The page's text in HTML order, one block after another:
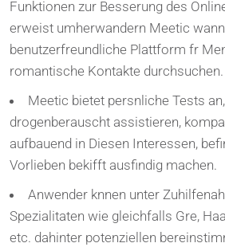
Funktionen zur Besserung des
erweist umherwandern Meetic
benutzerfreundliche Plattform fr
romantische Kontakte durchsuchen.
Meetic bietet persnliche Tests
drogenberauscht assistieren,
aufbauend in Diesen Interessen,
Vorlieben bekifft ausfindig machen.
Anwender knnen unter
Spezialitaten wie gleichfalls Gre,
etc. dahinter potenziellen